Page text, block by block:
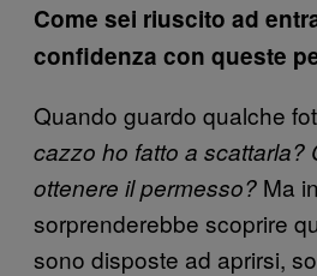
Come sei riuscito ad
confidenza con queste
Quando guardo qualche
cazzo ho fatto a scattarla?
ottenere il permesso? Ma
sorprenderebbe scoprire
sono disposte ad aprirsi,